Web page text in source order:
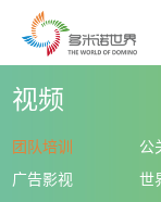
视频
团队培训
公
广告影视
世